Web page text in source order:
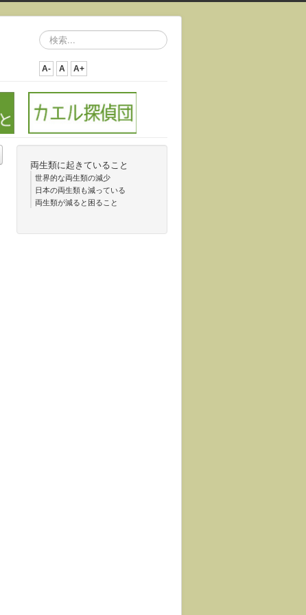
検
索...
A- A A+
両生類に起きていること
世界的な両生類の減少
日本の両生類も減っている
両生類が減ると困ること